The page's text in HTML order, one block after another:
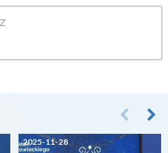
2025-11-28